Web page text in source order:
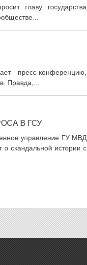
главу государства
пресс-конференцию,
Правда,...
В ГСУ
управление ГУ МВД
скандальной истории с